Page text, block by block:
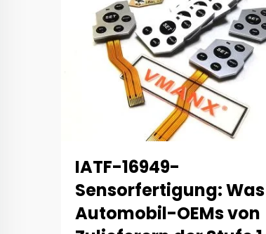
IATF-16949-
Sensorfertigung: Was
Automobil-OEMs von